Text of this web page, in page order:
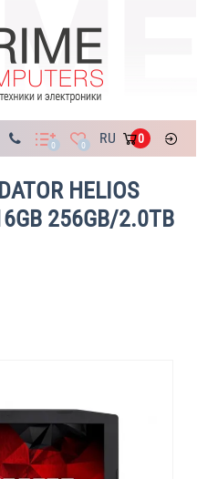
0 0 RU 0
HELIOS
256GB/2.0TB